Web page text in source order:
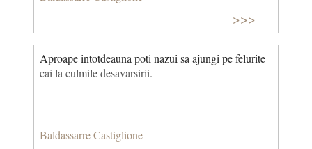
>>>
Aproape intotdeauna poti nazui sa ajungi pe felurite
cai la culmile desavarsirii.
Baldassarre Castiglione